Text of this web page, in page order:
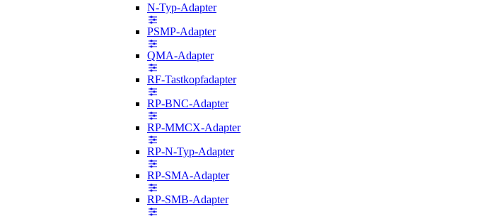
N-Typ-Adapter
PSMP-Adapter
QMA-Adapter
RF-Tastkopfadapter
RP-BNC-Adapter
RP-MMCX-Adapter
RP-N-Typ-Adapter
RP-SMA-Adapter
RP-SMB-Adapter